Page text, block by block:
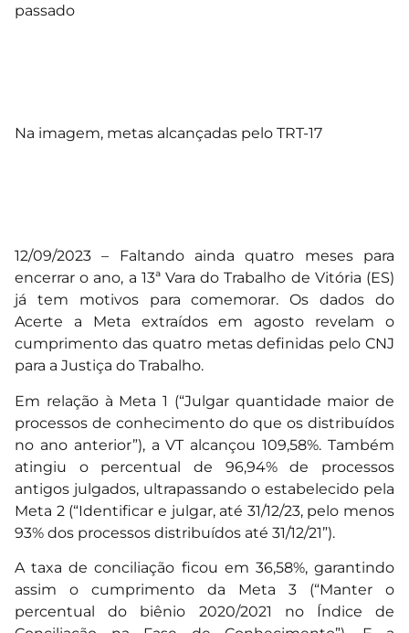
passado
Na imagem, metas alcançadas pelo TRT-17
12/09/2023 – Faltando ainda quatro meses para
encerrar o ano, a 13ª Vara do Trabalho de Vitória (ES)
já tem motivos para comemorar. Os dados do
Acerte a Meta extraídos em agosto revelam o
cumprimento das quatro metas definidas pelo CNJ
para a Justiça do Trabalho.
Em relação à Meta 1 (“Julgar quantidade maior de
processos de conhecimento do que os distribuídos
no ano anterior”), a VT alcançou 109,58%. Também
atingiu o percentual de 96,94% de processos
antigos julgados, ultrapassando o estabelecido pela
Meta 2 (“Identificar e julgar, até 31/12/23, pelo menos
93% dos processos distribuídos até 31/12/21”).
A taxa de conciliação ficou em 36,58%, garantindo
assim o cumprimento da Meta 3 (“Manter o
percentual do biênio 2020/2021 no Índice de